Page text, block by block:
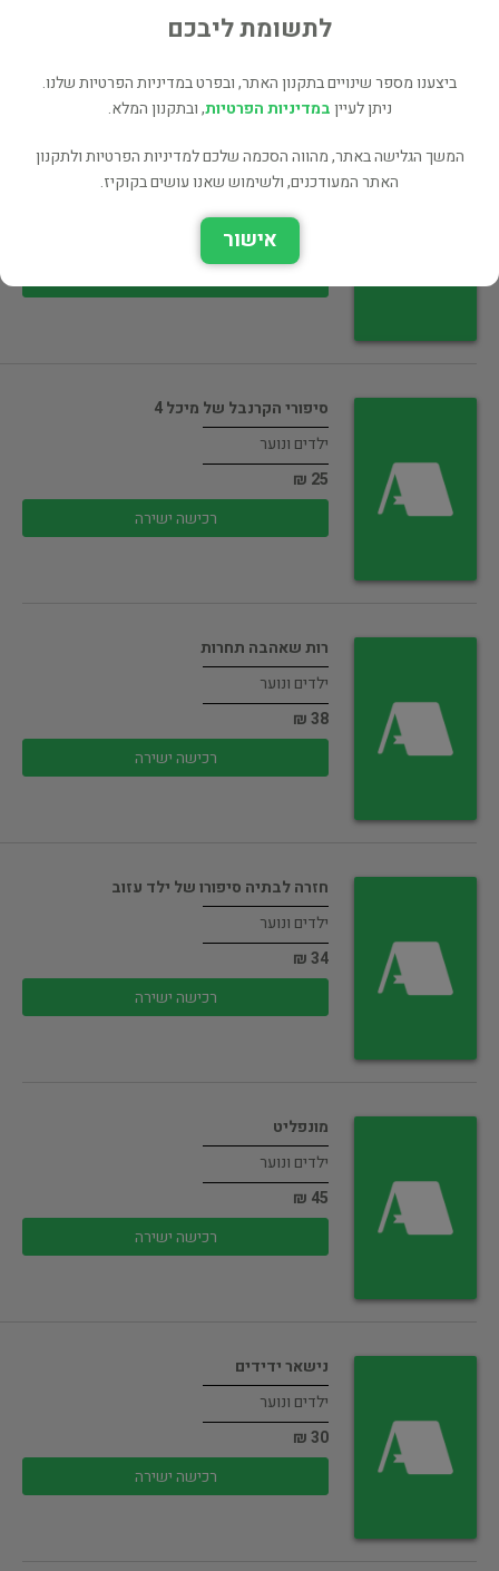
רכישה ישירה
צוף ולענה סיפורים רשימות רישומים
סיפורי הקרנבל של מיכל 4
ילדים ונוער
25 ₪
רכישה ישירה
רות שאהבה תחרות
ילדים ונוער
38 ₪
רכישה ישירה
חזרה לבתיה סיפורו של ילד עזוב
ילדים ונוער
34 ₪
רכישה ישירה
מונפליט
ילדים ונוער
45 ₪
רכישה ישירה
נישאר ידידים
ילדים ונוער
30 ₪
רכישה ישירה
לתשומת ליבכם
ביצענו מספר שינויים בתקנון האתר, ובפרט במדיניות הפרטיות שלנו.
ניתן לעייןבמדיניות הפרטיות, ובתקנון המלא.
המשך הגלישה באתר, מהווה הסכמה שלכם למדיניות הפרטיות ולתקנון
האתר המעודכנים, ולשימוש שאנו עושים בקוקיז.
אישור